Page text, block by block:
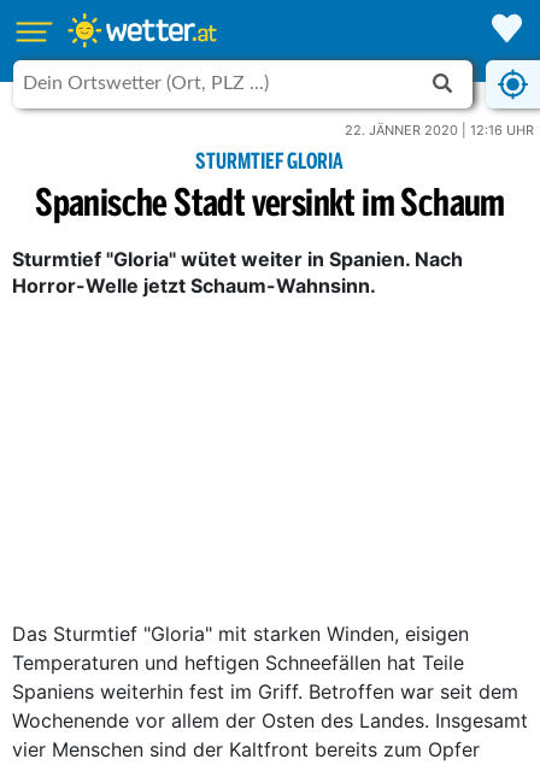
22. JÄNNER 2020 | 12:16 UHR
STURMTIEF GLORIA
Spanische Stadt versinkt im Schaum
Sturmtief "Gloria" wütet weiter in Spanien. Nach
Horror-Welle jetzt Schaum-Wahnsinn.
Das Sturmtief "Gloria" mit starken Winden, eisigen
Temperaturen und heftigen Schneefällen hat Teile
Spaniens weiterhin fest im Griff. Betroffen war seit dem
Wochenende vor allem der Osten des Landes. Insgesamt
vier Menschen sind der Kaltfront bereits zum Opfer